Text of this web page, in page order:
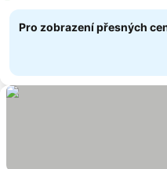
Pro zobrazení přesných